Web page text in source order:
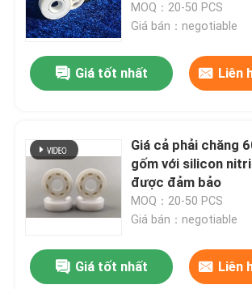
Liên hệ chúng tôi
Yêu cầu báo giá
608 Vòng bi gốm
Lớp nắp Silicon Carbide
MOQ：20-50 PCS
Giá bán：negotiable
Giá tốt nhất Liên
Giá cả phải chăng
gốm với silicon
được đảm bảo
MOQ：20-50 PCS
Giá bán：negotiable
Giá tốt nhất Liên